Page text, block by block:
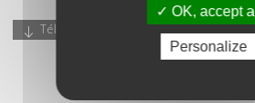
Télécharger le livret d'exposition
OK, accept all
Personalize